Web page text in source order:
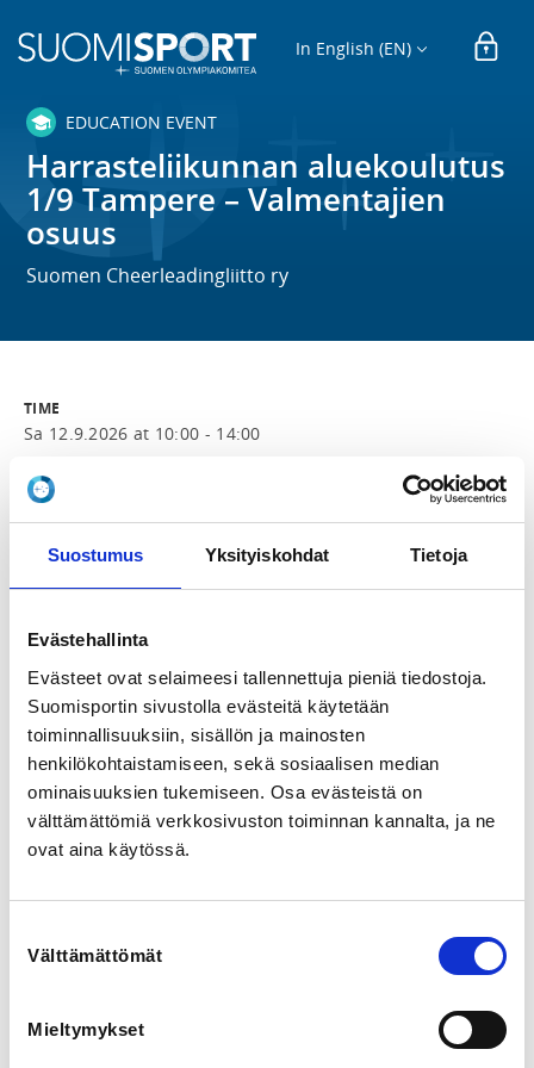
Suostumus Yksityiskohdat Tietoja
Evästehallinta
Evästeet ovat selaimeesi tallennettuja pieniä tiedostoja.
Suomisportin sivustolla evästeitä käytetään
toiminnallisuuksiin, sisällön ja mainosten
henkilökohtaistamiseen, sekä sosiaalisen median
ominaisuuksien tukemiseen. Osa evästeistä on
välttämättömiä verkkosivuston toiminnan kannalta, ja ne
ovat aina käytössä.
valinta
Välttämättömät
Mieltymykset
In English (EN)
EDUCATION EVENT
Harrasteliikunnan aluekoulutus
1/9 Tampere – Valmentajien
osuus
Suomen Cheerleadingliitto ry
TIME
Sa 12.9.2026 at 10:00 - 14:00
LOCATION
Koulutus järjestetään Kauppi Sports Centerissä DTC:n
harjoitustiloissa Dream Centerissä.
LOCALITY
Tampere
SPORTS
Cheerleading, Cheertanssi
REGISTRATION PERIOD
PRICE
koulutuksiin on aina sitova, vaikka peruutus tehtäisiin